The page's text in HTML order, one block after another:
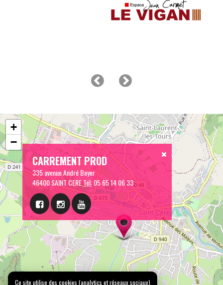
CARREMENT PROD
335 avenue André Boyer
46400 SAINT CERETél:05 65 14 06 33
+
−
Ce site utilise des cookies (analytics et réseaux sociaux)